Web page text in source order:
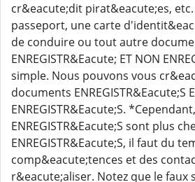
cr&eacute;dit pirat&eacute;es,
passeport, une carte
de conduire ou tout autre
ENREGISTR&Eacute; ET NON
simple. Nous pouvons vous
documents ENREGISTR&Eacute;S
ENREGISTR&Eacute;S.
ENREGISTR&Eacute;S sont plus
ENREGISTR&Eacute;S, il faut du
comp&eacute;tences et des
r&eacute;aliser. Notez que le faux